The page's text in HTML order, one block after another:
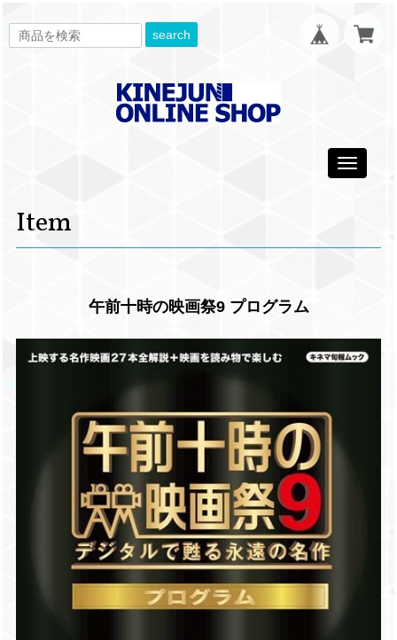
search
Toggle
Item
午前十時の映画祭9 プログラム